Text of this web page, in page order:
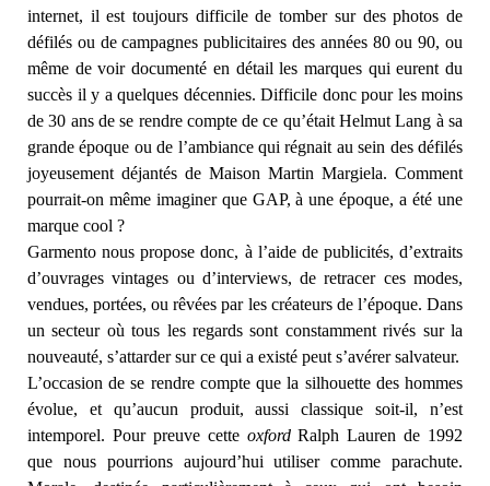
internet, il est toujours difficile de tomber sur des photos de
défilés ou de campagnes publicitaires des années 80 ou 90, ou
même de voir documenté en détail les marques qui eurent du
succès il y a quelques décennies. Difficile donc pour les moins
de 30 ans de se rendre compte de ce qu’était Helmut Lang à sa
grande époque ou de l’ambiance qui régnait au sein des défilés
joyeusement déjantés de Maison Martin Margiela. Comment
pourrait-on même imaginer que GAP, à une époque, a été une
marque cool ?
Garmento nous propose donc, à l’aide de publicités, d’extraits
d’ouvrages vintages ou d’interviews, de retracer ces modes,
vendues, portées, ou rêvées par les créateurs de l’époque. Dans
un secteur où tous les regards sont constamment rivés sur la
nouveauté, s’attarder sur ce qui a existé peut s’avérer salvateur.
L’occasion de se rendre compte que la silhouette des hommes
évolue, et qu’aucun produit, aussi classique soit-il, n’est
intemporel. Pour preuve cette oxfordRalph Lauren de 1992
que nous pourrions aujourd’hui utiliser comme parachute.